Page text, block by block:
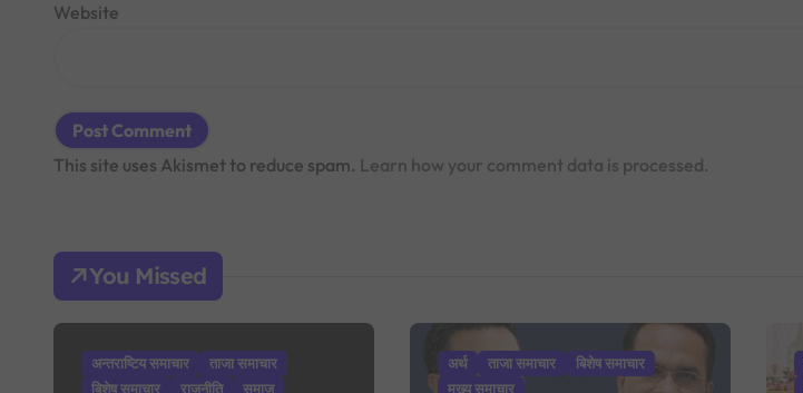
Website
This site uses Akismet to reduce spam. Learn how your comment data is processed.
You Missed
अन्तराष्टिय समाचार
ताजा समाचार
बिशेष समाचार
राजनीति समाज
अर्थ ताजा समाचार
बिशेष समाचार
मुख्य समाचार